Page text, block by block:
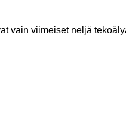
vain viimeiset neljä